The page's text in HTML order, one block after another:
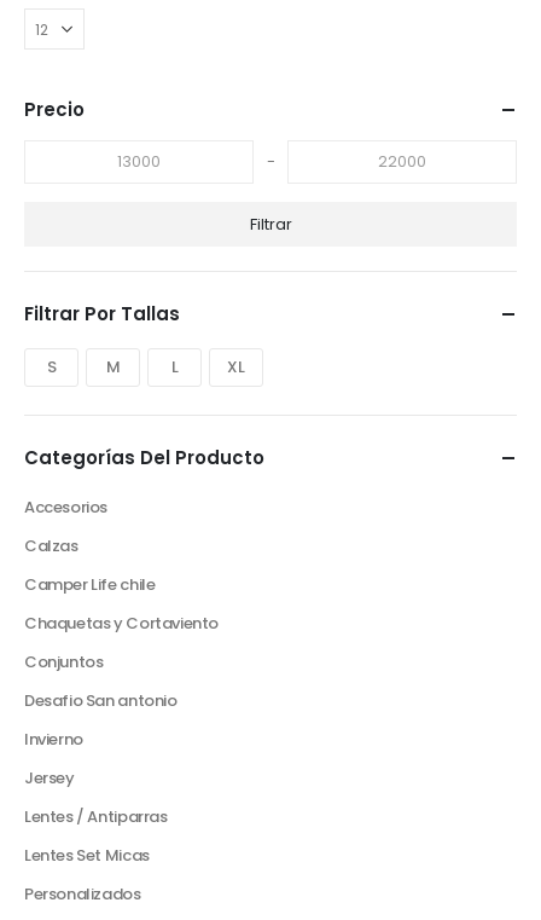
Precio
-
Filtrar
Filtrar Por Tallas
S M L XL
Categorías Del Producto
Accesorios
Calzas
Camper Life chile
Chaquetas y Cortaviento
Conjuntos
Desafio San antonio
Invierno
Jersey
Lentes / Antiparras
Lentes Set Micas
Personalizados